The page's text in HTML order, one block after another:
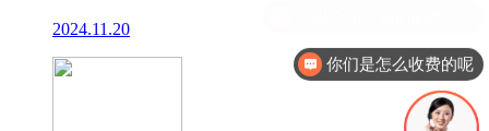
2024.11.20
你们是怎么收费的呢